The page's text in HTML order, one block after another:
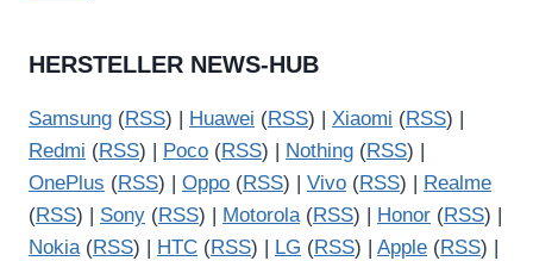
HERSTELLER NEWS-HUB
Samsung (RSS) | Huawei (RSS) | Xiaomi (RSS) |
Redmi (RSS) | Poco (RSS) | Nothing (RSS) |
OnePlus (RSS) | Oppo (RSS) | Vivo (RSS) |
Realme
(RSS) | Sony (RSS) | Motorola(RSS) | Honor (RSS) |
Nokia(RSS) | HTC (RSS) | LG (RSS) | Apple (RSS) |